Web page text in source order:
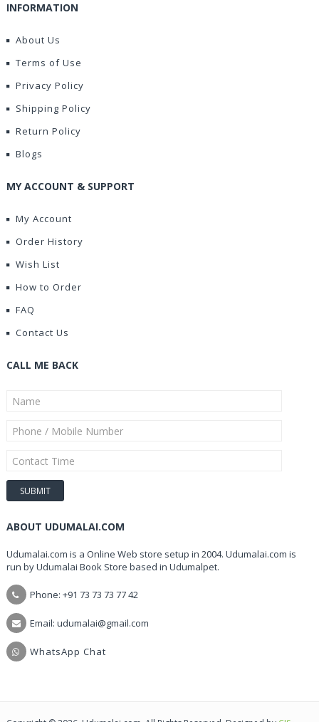
INFORMATION
About Us
Terms of Use
Privacy Policy
Shipping Policy
Return Policy
Blogs
MY ACCOUNT & SUPPORT
My Account
Order History
Wish List
How to Order
FAQ
Contact Us
CALL ME BACK
ABOUT UDUMALAI.COM
Udumalai.com is a Online Web store setup in 2004. Udumalai.com is
run by Udumalai Book Store based in Udumalpet.
Phone: +91 73 73 73 77 42
Email: udumalai@gmail.com
WhatsApp Chat